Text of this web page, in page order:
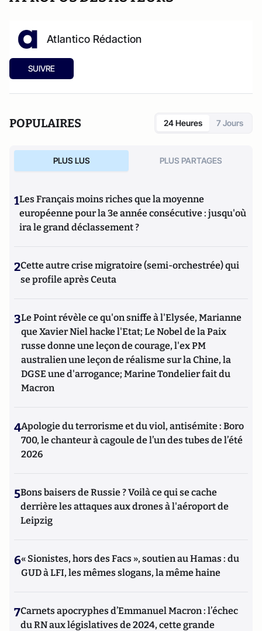
Atlantico Rédaction
SUIVRE
POPULAIRES 24 Heures 7 Jours
PLUS LUS PLUS PARTAGES
1Les Français moins riches que la moyenne
européenne pour la 3e année consécutive : jusqu'où
ira le grand déclassement ?
2Cette autre crise migratoire (semi-orchestrée) qui
se profile après Ceuta
3Le Point révèle ce qu'on sniffe à l'Elysée, Marianne
que Xavier Niel hacke l'Etat; Le Nobel de la Paix
russe donne une leçon de courage, l'ex PM
australien une leçon de réalisme sur la Chine, la
DGSE une d'arrogance; Marine Tondelier fait du
Macron
4Apologie du terrorisme et du viol, antisémite : Boro
700, le chanteur à cagoule de l’un des tubes de l’été
2026
5Bons baisers de Russie ? Voilà ce qui se cache
derrière les attaques aux drones à l'aéroport de
Leipzig
6« Sionistes, hors des Facs », soutien au Hamas : du
GUD à LFI, les mêmes slogans, la même haine
7Carnets apocryphes d’Emmanuel Macron : l’échec
du RN aux législatives de 2024, cette grande